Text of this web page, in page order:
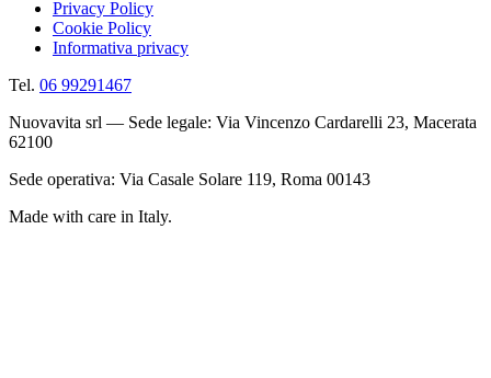
Privacy Policy
Cookie Policy
Informativa privacy
Tel. 06 99291467
Nuovavita srl — Sede legale: Via Vincenzo Cardarelli 23, Macerata
62100
Sede operativa: Via Casale Solare 119, Roma 00143
Made with care in Italy.